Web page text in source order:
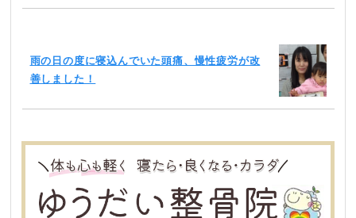
雨の日の度に寝込んでいた頭痛、慢性疲労が改
善しました！